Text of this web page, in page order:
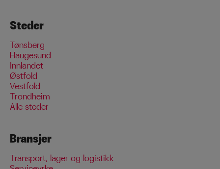
Steder
Tønsberg
Haugesund
Innlandet
Østfold
Vestfold
Trondheim
Alle steder
Bransjer
Transport, lager og logistikk